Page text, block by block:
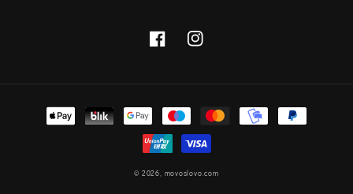
FacebookInstagram
Варіанти
оплати
© 2026, movoslovo.com